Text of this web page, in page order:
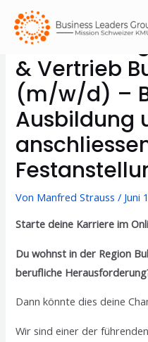
& Vertrieb
(m/w/d) –
Ausbildung
Von Manfred Strauss/ Juni
Starte deine Karriere im
Du wohnst in der Region
berufliche
Dann könnte dies deine
Wir sind einer der